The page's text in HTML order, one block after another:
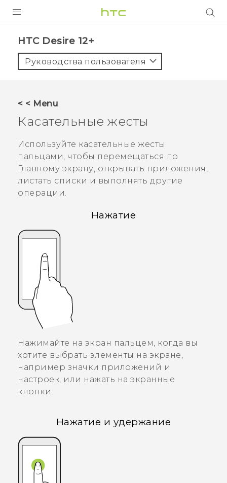
5G
ПОДДЕРЖКА
HTC Desire 12+‎
Руководства пользователя
< < Menu
Касательные жесты
Используйте касательные жесты
пальцами, чтобы перемещаться по
Главному экрану, открывать приложения,
листать списки и выполнять другие
операции.
Нажатие
Нажимайте на экран пальцем, когда вы
хотите выбрать элементы на экране,
например значки приложений и
настроек, или нажать на экранные
кнопки.
Нажатие и удержание